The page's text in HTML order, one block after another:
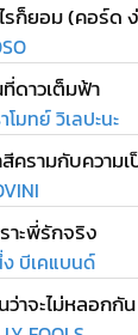
รก็ยอม (คอร์ด
ดาวเต็มฟ้า
โมทย์ วิเลปะนะ
ครามกับความ
าะพี่รักจริง
บีเคแบนด์